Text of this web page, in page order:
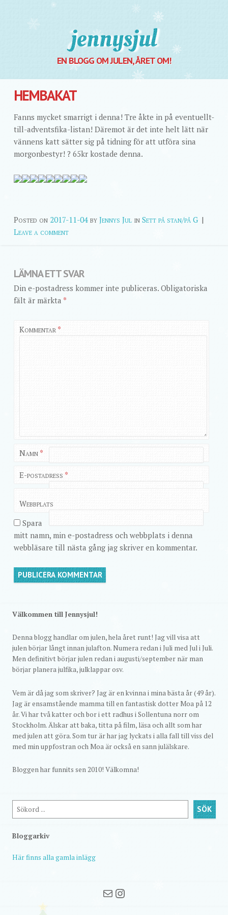
Jennysjul
EN BLOGG OM JULEN, ÅRET OM!
HEMBAKAT
Fanns mycket smarrigt i denna! Tre åkte in på eventuellt-
till-adventsfika-listan! Däremot är det inte helt lätt när
vännens katt sätter sig på tidning för att utföra sina
morgonbestyr! ? 65kr kostade denna.
Posted on 2017-11-04 by Jennys Jul in Sett på stan/på G |
Leave a comment
LÄMNA ETT SVAR
Din e-postadress kommer inte publiceras. Obligatoriska
fält är märkta *
Kommentar *
Namn *
E-postadress *
Webbplats
Spara
mitt namn, min e-postadress och webbplats i denna
webbläsare till nästa gång jag skriver en kommentar.
Välkommen till Jennysjul!
Denna blogg handlar om julen, hela året runt! Jag vill visa att
julen börjar långt innan julafton. Numera redan i Juli med Jul i Juli.
Men definitivt börjar julen redan i augusti/september när man
börjar planera julfika, julklappar osv.
Vem är då jag som skriver? Jag är en kvinna i mina bästa år (49 år).
Jag är ensamstående mamma till en fantastisk dotter Moa på 12
år. Vi har två katter och bor i ett radhus i Sollentuna norr om
Stockholm. Älskar att baka, titta på film, läsa och allt som har
med julen att göra. Som tur är har jag lyckats i alla fall till viss del
med min uppfostran och Moa är också en sann julälskare.
Bloggen har funnits sen 2010! Välkomna!
Sök SÖK
Bloggarkiv
Här finns alla gamla inlägg
MailInstagram